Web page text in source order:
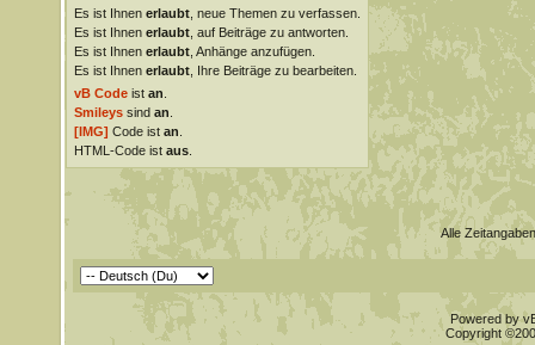
Es ist Ihnen erlaubt, neue Themen zu verfassen.
Es ist Ihnen erlaubt, auf Beiträge zu antworten.
Es ist Ihnen erlaubt, Anhänge anzufügen.
Es ist Ihnen erlaubt, Ihre Beiträge zu bearbeiten.
vB Codeist an
Smileyssind an
[IMG] Code ist an
HTML-Code ist aus.
Alle
Powered by
Copyright